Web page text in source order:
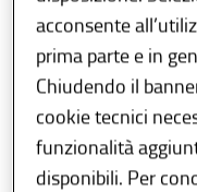
59/05il gestore
competente e
relativi ai
secondo
acconsente
prima parte e in
Chiudendo il
cookie tecnici
funzionalità
disponibili. Per